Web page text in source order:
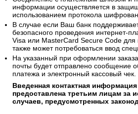
информации осуществляется в
использованием протокола
В случае если Ваш банк
безопасного проведения интернет-
Visa или MasterCard Secure Code
также может потребоваться ввод
На указанный при оформлении
почты будет отправлено сообщение
платежа и электронный кассовый чек.
Введенная контактная
предоставлена третьим лицам за
случаев, предусмотренных